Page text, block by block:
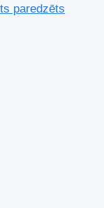
paredzēts